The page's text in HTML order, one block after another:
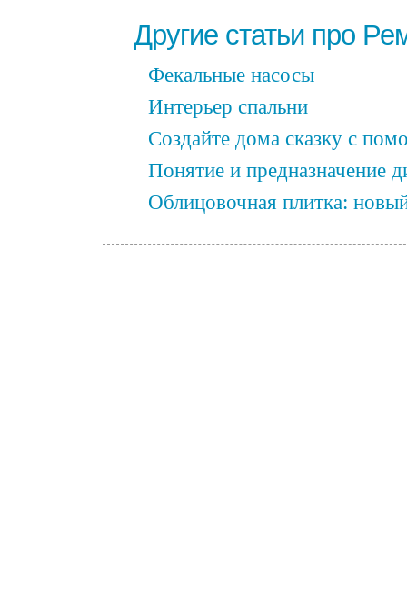
Другие статьи про
Фекальные насосы
Интерьер спальни
Создайте дома сказку с
Понятие и предназначение
Облицовочная плитка: